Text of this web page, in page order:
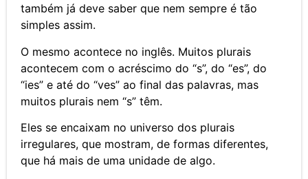
também já deve saber que nem sempre é tão
simples assim.
O mesmo acontece no inglês. Muitos plurais
acontecem com o acréscimo do “s”, do “es”, do
“ies” e até do “ves” ao final das palavras, mas
muitos plurais nem “s” têm.
Eles se encaixam no universo dos plurais
irregulares, que mostram, de formas diferentes,
que há mais de uma unidade de algo.